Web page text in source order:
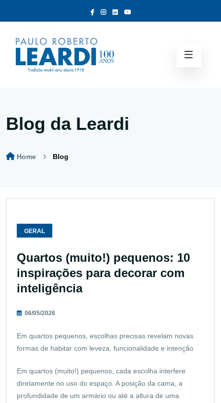
Blog da Leardi
Home Blog
GERAL
Quartos (muito!) pequenos: 10
inspirações para decorar com
inteligência
06/05/2026
Em quartos pequenos, escolhas precisas revelam novas
formas de habitar com leveza, funcionalidade e intenção
Em quartos (muito!) pequenos, cada escolha interfere
diretamente no uso do espaço. A posição da cama, a
profundidade de um armário ou até a altura de uma